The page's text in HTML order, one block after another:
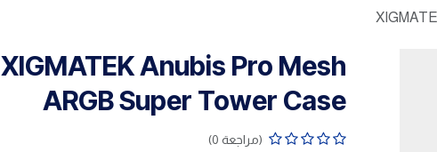
XIGMATEK Anubis Pro Mesh
ARGB Super Tower Case
(مراجعة 0)